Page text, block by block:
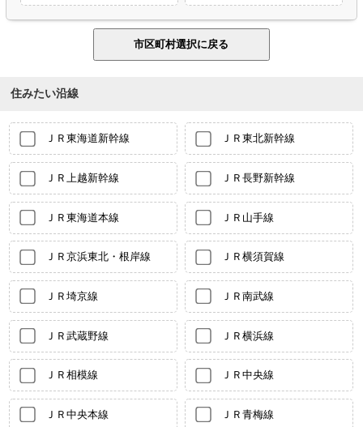
住みたい沿線
ＪＲ東海道新幹線 ＪＲ東北新幹線
ＪＲ上越新幹線 ＪＲ長野新幹線
ＪＲ東海道本線 ＪＲ山手線
ＪＲ京浜東北・根岸線 ＪＲ横須賀線
ＪＲ埼京線 ＪＲ南武線
ＪＲ武蔵野線 ＪＲ横浜線
ＪＲ相模線 ＪＲ中央線
ＪＲ中央本線 ＪＲ青梅線